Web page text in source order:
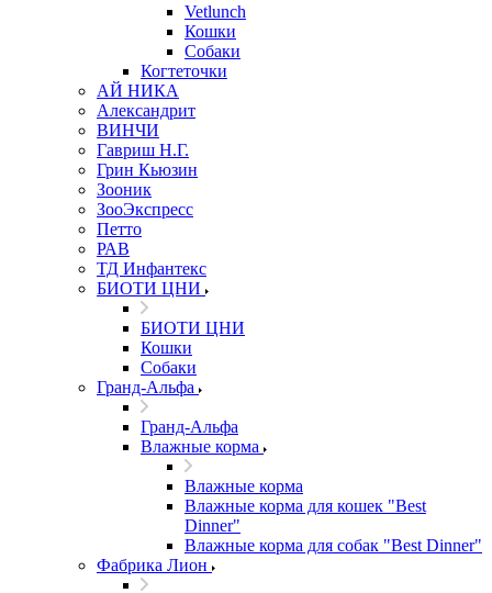
Vetlunch
Кошки
Собаки
Когтеточки
АЙ НИКА
Александрит
ВИНЧИ
Гавриш Н.Г.
Грин Кьюзин
Зооник
ЗооЭкспресс
Петто
РАВ
ТД Инфантекс
БИОТИ ЦНИ
БИОТИ ЦНИ
Кошки
Собаки
Гранд-Альфа
Гранд-Альфа
Влажные корма
Влажные корма
Влажные корма для кошек "Best
Dinner"
Влажные корма для собак "Best Dinner"
Фабрика Лион